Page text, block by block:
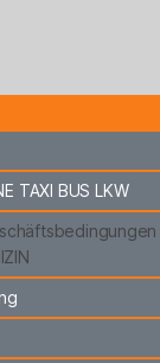
TAXI BUS LKW